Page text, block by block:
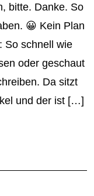
bitte. Danke. So
😀 Kein Plan
So schnell wie
oder geschaut
Da sitzt
und der ist […]